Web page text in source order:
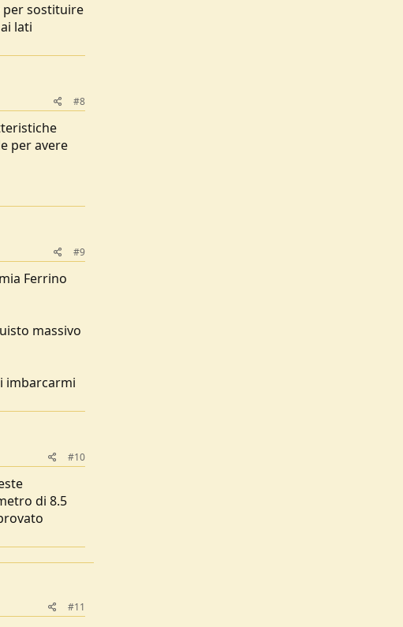
per sostituire
lati
#8
per avere
#9
Ferrino
massivo
imbarcarmi
#10
di 8.5
#11